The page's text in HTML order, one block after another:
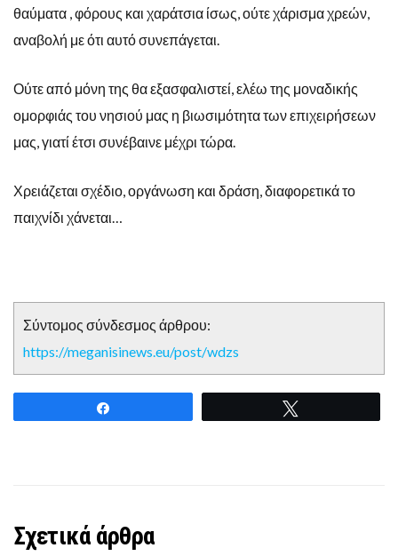
θαύματα , φόρους και χαράτσια ίσως, ούτε χάρισμα χρεών,
αναβολή με ότι αυτό συνεπάγεται.
Ούτε από μόνη της θα εξασφαλιστεί, ελέω της μοναδικής
ομορφιάς του νησιού μας η βιωσιμότητα των επιχειρήσεων
μας, γιατί έτσι συνέβαινε μέχρι τώρα.
Χρειάζεται σχέδιο, οργάνωση και δράση, διαφορετικά το
παιχνίδι χάνεται…
Σύντομος σύνδεσμος άρθρου:
https://meganisinews.eu/post/wdzs
Σχετικά άρθρα